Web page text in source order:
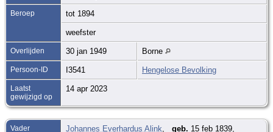
Beroep tot 1894
weefster
Overlijden 30 jan 1949 Borne
Persoon-ID I3541 Hengelose Bevolking
Laatst
gewijzigd op
14 apr 2023
Vader Johannes Everhardus Alink geb. 15 feb 1839,